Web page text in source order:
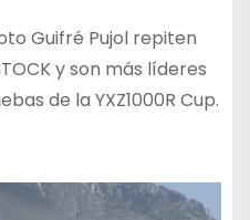
Guifré Pujol repiten
y son más líderes
de la YXZ1000R Cup.